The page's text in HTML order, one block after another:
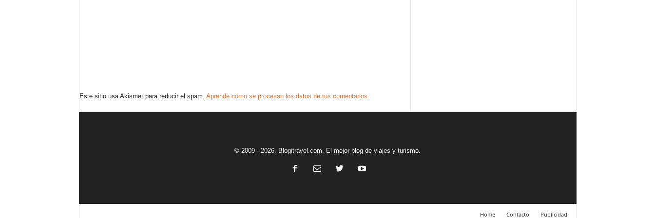
Este sitio usa Akismet para reducir el spam. Aprende cómo se procesan los datos de tus comentarios.
© 2009 - 2026. Blogitravel.com. El mejor blog de viajes y turismo.
Home Contacto Publicidad